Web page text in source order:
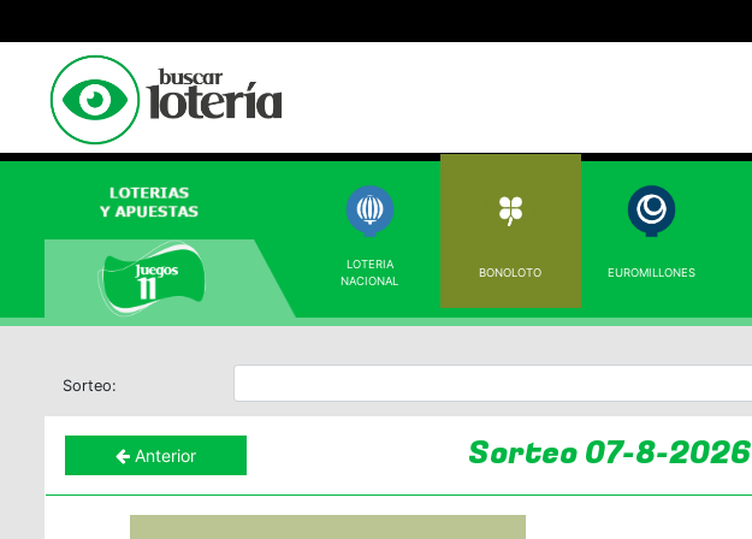
LOTERIA
NACIONAL
BONOLOTO EUROMILLONES
Sorteo:
Anterior Sorteo 07-8-2026